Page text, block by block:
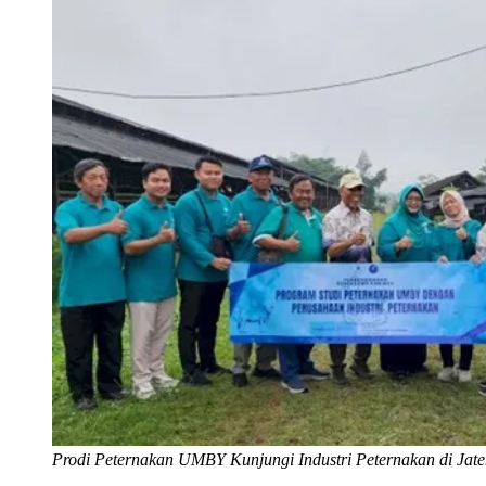
Prodi Peternakan UMBY Kunjungi Industri Peternakan di